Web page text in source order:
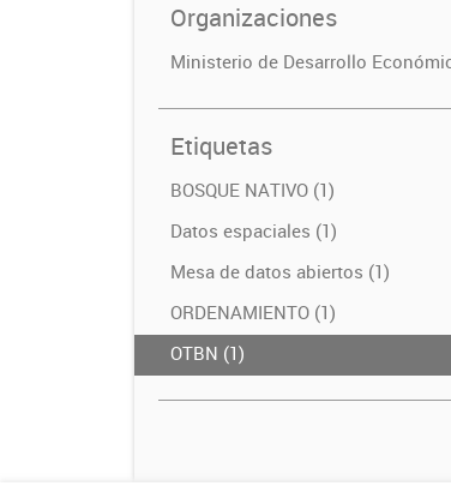
Organizaciones
Ministerio de Desarrollo
Etiquetas
BOSQUE NATIVO (1)
Datos espaciales (1)
Mesa de datos abiertos (1)
ORDENAMIENTO (1)
OTBN (1)